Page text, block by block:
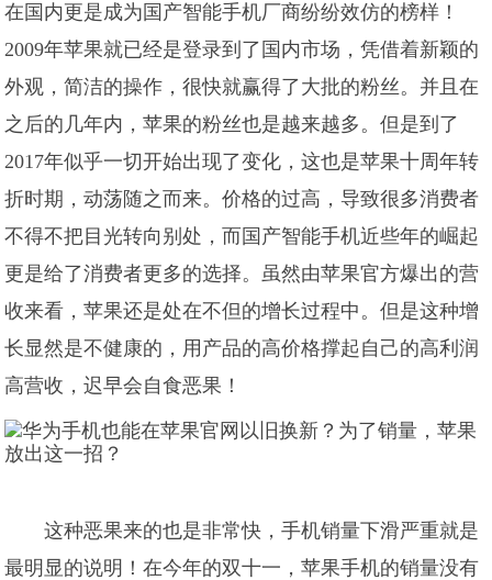
在国内更是成为国产智能手机厂商纷纷效仿的榜样！
2009年苹果就已经是登录到了国内市场，凭借着新颖的
外观，简洁的操作，很快就赢得了大批的粉丝。并且在
之后的几年内，苹果的粉丝也是越来越多。但是到了
2017年似乎一切开始出现了变化，这也是苹果十周年转
折时期，动荡随之而来。价格的过高，导致很多消费者
不得不把目光转向别处，而国产智能手机近些年的崛起
更是给了消费者更多的选择。虽然由苹果官方爆出的营
收来看，苹果还是处在不但的增长过程中。但是这种增
长显然是不健康的，用产品的高价格撑起自己的高利润
高营收，迟早会自食恶果！
这种恶果来的也是非常快，手机销量下滑严重就是
最明显的说明！在今年的双十一，苹果手机的销量没有